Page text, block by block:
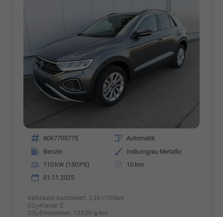
Fahrzeugnr. 8067703775 Getriebe Automatik
Kraftstoff
Benzin Außenfarbe Indiumgrau Metallic
Leistung
110 kW (150 PS) Kilometerstand
10 km
01.11.2025
Verbrauch kombiniert: 5,30 l/100km
CO2-Klasse: E
CO2-Emissionen: 139,00 g/km